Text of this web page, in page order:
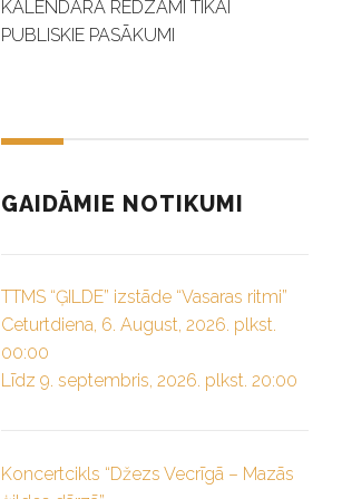
KALENDĀRĀ REDZAMI TIKAI
PUBLISKIE PASĀKUMI
GAIDĀMIE NOTIKUMI
TTMS “ĢILDE” izstāde “Vasaras ritmi”
Ceturtdiena, 6. August, 2026. plkst.
00:00
Līdz 9. septembris, 2026. plkst. 20:00
Koncertcikls “Džezs Vecrīgā – Mazās